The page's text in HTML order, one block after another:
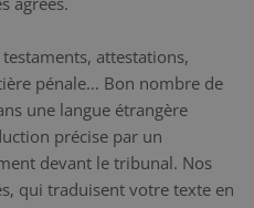
attestations,
pénale… Bon nombre de
une langue étrangère
précise par un
devant le tribunal. Nos
qui traduisent votre texte en